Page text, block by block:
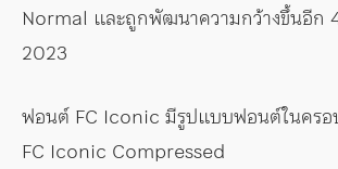
Normal และถูกพัฒนาความกว้างขึ้นอีก
2023
ฟอนต์ FC Iconic มีรูปแบบฟอนต์ในครอ
FC Iconic Compressed